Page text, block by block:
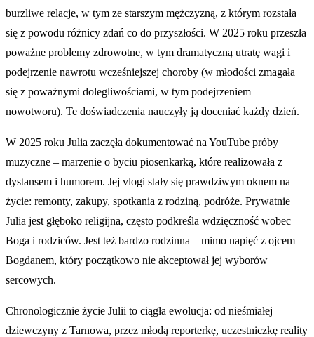
burzliwe relacje, w tym ze starszym mężczyzną, z którym rozstała
się z powodu różnicy zdań co do przyszłości. W 2025 roku przeszła
poważne problemy zdrowotne, w tym dramatyczną utratę wagi i
podejrzenie nawrotu wcześniejszej choroby (w młodości zmagała
się z poważnymi dolegliwościami, w tym podejrzeniem
nowotworu). Te doświadczenia nauczyły ją doceniać każdy dzień.
W 2025 roku Julia zaczęła dokumentować na YouTube próby
muzyczne – marzenie o byciu piosenkarką, które realizowała z
dystansem i humorem. Jej vlogi stały się prawdziwym oknem na
życie: remonty, zakupy, spotkania z rodziną, podróże. Prywatnie
Julia jest głęboko religijna, często podkreśla wdzięczność wobec
Boga i rodziców. Jest też bardzo rodzinna – mimo napięć z ojcem
Bogdanem, który początkowo nie akceptował jej wyborów
sercowych.
Chronologicznie życie Julii to ciągła ewolucja: od nieśmiałej
dziewczyny z Tarnowa, przez młodą reporterkę, uczestniczkę reality